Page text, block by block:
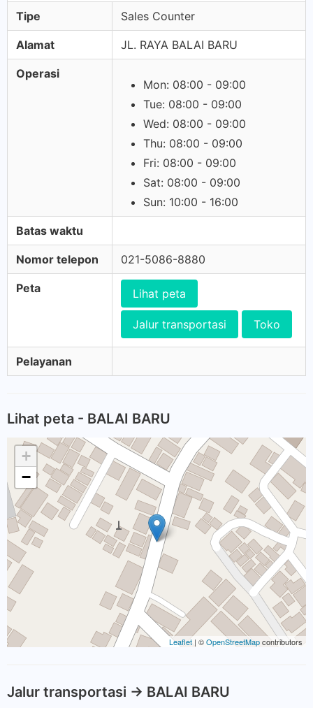
Tipe Sales Counter
Alamat JL. RAYA BALAI BARU
Operasi
Mon: 08:00 - 09:00
Tue: 08:00 - 09:00
Wed: 08:00 - 09:00
Thu: 08:00 - 09:00
Fri: 08:00 - 09:00
Sat: 08:00 - 09:00
Sun: 10:00 - 16:00
Batas waktu
Nomor telepon 021-5086-8880
Peta Lihat peta
Jalur transportasi Toko
Pelayanan
Lihat peta - BALAI BARU
+
−
Leaflet | ©OpenStreetMapcontributors
Jalur transportasi -> BALAI BARU